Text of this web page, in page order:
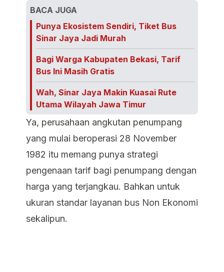
BACA JUGA
Punya Ekosistem Sendiri, Tiket Bus
Sinar Jaya Jadi Murah
Bagi Warga Kabupaten Bekasi, Tarif
Bus Ini Masih Gratis
Wah, Sinar Jaya Makin Kuasai Rute
Utama Wilayah Jawa Timur
Ya, perusahaan angkutan penumpang
yang mulai beroperasi 28 November
1982 itu memang punya strategi
pengenaan tarif bagi penumpang dengan
harga yang terjangkau. Bahkan untuk
ukuran standar layanan bus Non Ekonomi
sekalipun.